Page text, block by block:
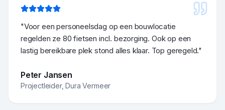
"Voor een personeelsdag op een bouwlocatie
regelden ze 80 fietsen incl. bezorging. Ook op een
lastig bereikbare plek stond alles klaar. Top geregeld."
Peter Jansen
Projectleider,Dura Vermeer